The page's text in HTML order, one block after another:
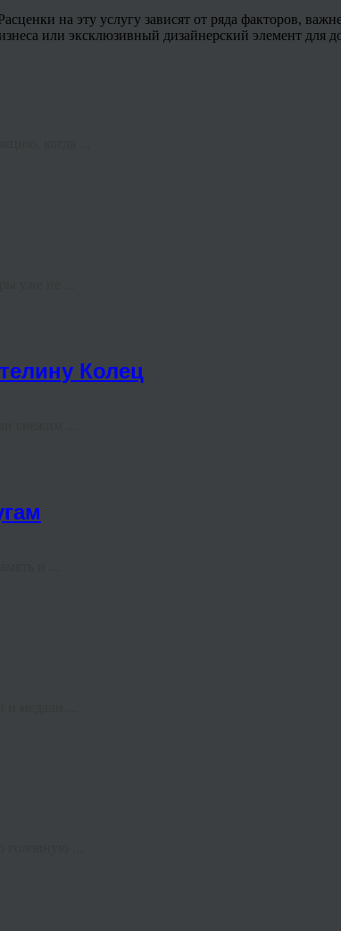
на эту услугу зависят от ряда факторов,
или эксклюзивный дизайнерский элемент для
Колец